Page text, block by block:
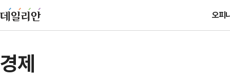
오피
경제